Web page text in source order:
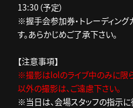
13:30（予定）
※握手会参加券・トレーディング
す。あらかじめご了承下さい。
【注意事項】
※撮影はlolのライブ中のみに限
以外の撮影は、ご遠慮下さい。
※当日は、会場スタッフの指示に